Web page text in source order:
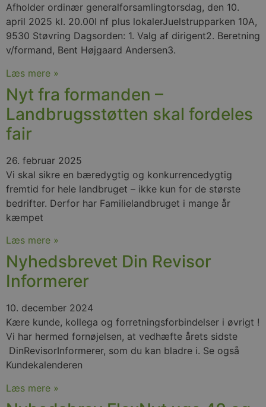
Afholder ordinær generalforsamlingtorsdag, den 10.
april 2025 kl. 20.00I nf plus lokalerJuelstrupparken 10A,
9530 Støvring Dagsorden: 1. Valg af dirigent2. Beretning
v/formand, Bent Højgaard Andersen3.
Læs mere »
Nyt fra formanden –
Landbrugsstøtten skal fordeles
fair
26. februar 2025
Vi skal sikre en bæredygtig og konkurrencedygtig
fremtid for hele landbruget – ikke kun for de største
bedrifter. Derfor har Familielandbruget i mange år
kæmpet
Læs mere »
Nyhedsbrevet Din Revisor
Informerer
10. december 2024
Kære kunde, kollega og forretningsforbindelser i øvrigt !
Vi har hermed fornøjelsen, at vedhæfte årets sidste
DinRevisorInformerer, som du kan bladre i. Se også
Kundekalenderen
Læs mere »